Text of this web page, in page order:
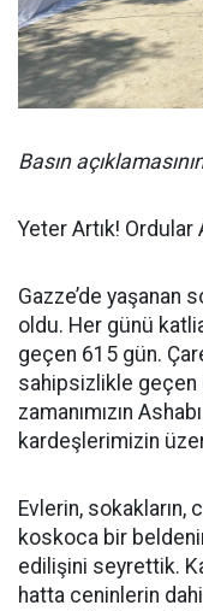
Basın
Yeter Artık! Ordular
Gazze’de yaşanan
oldu. Her günü
geçen 615 gün.
sahipsizlikle geçen
zamanımızın
kardeşlerimizin
Evlerin, sokakların,
koskoca bir
edilişini seyrettik.
hatta ceninlerin